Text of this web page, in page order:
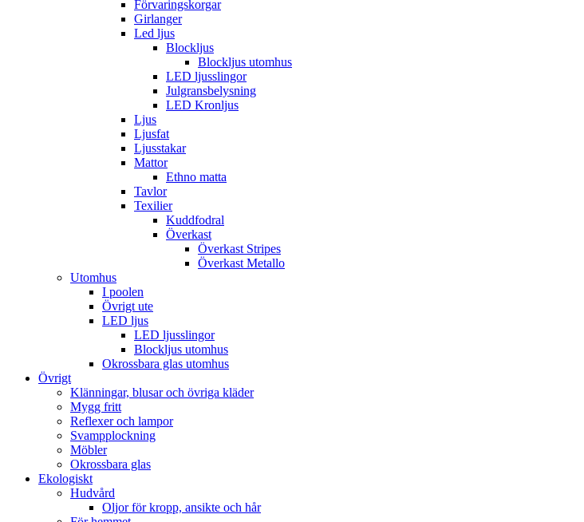
Förvaringskorgar
Girlanger
Led ljus
Blockljus
Blockljus utomhus
LED ljusslingor
Julgransbelysning
LED Kronljus
Ljus
Ljusfat
Ljusstakar
Mattor
Ethno matta
Tavlor
Texilier
Kuddfodral
Överkast
Överkast Stripes
Överkast Metallo
Utomhus
I poolen
Övrigt ute
LED ljus
LED ljusslingor
Blockljus utomhus
Okrossbara glas utomhus
Övrigt
Klänningar, blusar och övriga kläder
Mygg fritt
Reflexer och lampor
Svampplockning
Möbler
Okrossbara glas
Ekologiskt
Hudvård
Oljor för kropp, ansikte och hår